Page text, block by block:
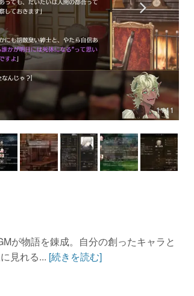
1 / 11
が物語を錬成。自分の創ったキャラと
見れる... [続きを読む]